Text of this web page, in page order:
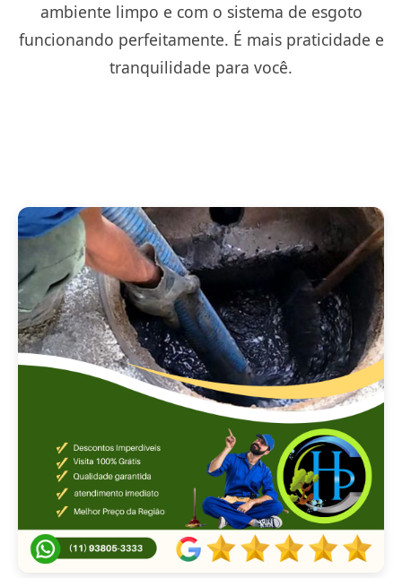
ambiente limpo e com o sistema de esgoto
funcionando perfeitamente. É mais praticidade e
tranquilidade para você.